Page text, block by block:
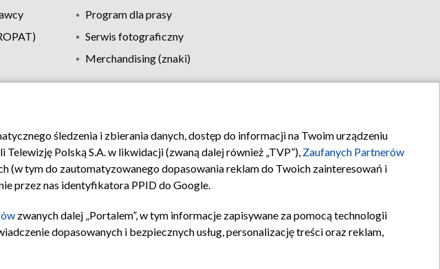
Program dla prasy
Serwis fotograficzny
Merchandising (znaki)
Pomoc Biuro reklamy Kontakt
śledzenia i zbierania danych, dostęp do informacji na Twoim urządzeniu
Polską S.A. w likwidacji (zwaną dalej również „TVP”), Zaufanych Partnerów
(w tym do zautomatyzowanego dopasowania reklam do Twoich zainteresowań i
przez nas identyfikatora PPID do Google.
zwanych dalej „Portalem”, w tym informacje zapisywane za pomocą technologii
dopasowanych i bezpiecznych usług, personalizację treści oraz reklam,